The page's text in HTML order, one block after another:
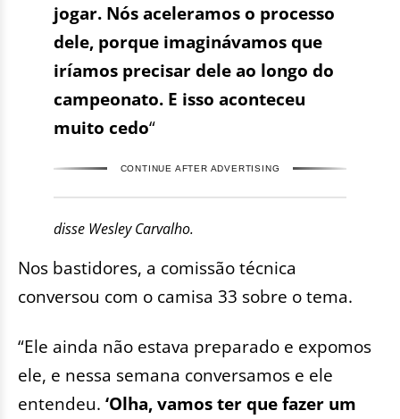
jogar. Nós aceleramos o processo
dele, porque imaginávamos que
iríamos precisar dele ao longo do
campeonato. E isso aconteceu
muito cedo“
CONTINUE AFTER ADVERTISING
disse Wesley Carvalho.
Nos bastidores, a comissão técnica
conversou com o camisa 33 sobre o tema.
“Ele ainda não estava preparado e expomos
ele, e nessa semana conversamos e ele
entendeu. ‘Olha, vamos ter que fazer um